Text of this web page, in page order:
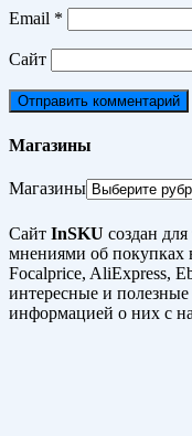
Email *
Сайт
Магазины
Магазины
Сайт InSKU создан
мнениями об покупках
Focalprice, AliExpress,
интересные и
информацией о них с